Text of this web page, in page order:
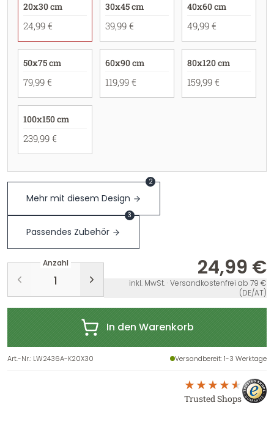
20x30 cm
24,99 €
30x45 cm
39,99 €
40x60 cm
49,99 €
50x75 cm
79,99 €
60x90 cm
119,99 €
80x120 cm
159,99 €
100x150 cm
239,99 €
Mehr mit diesem Design
2
Passendes Zubehör
3
Anzahl 24,99 €
inkl. MwSt. · Versandkostenfrei ab 79 €
(DE/AT)
In den Warenkorb
Art.-Nr.: LW2436A-K20X30 Versandbereit: 1-3 Werktage
Trusted Shops